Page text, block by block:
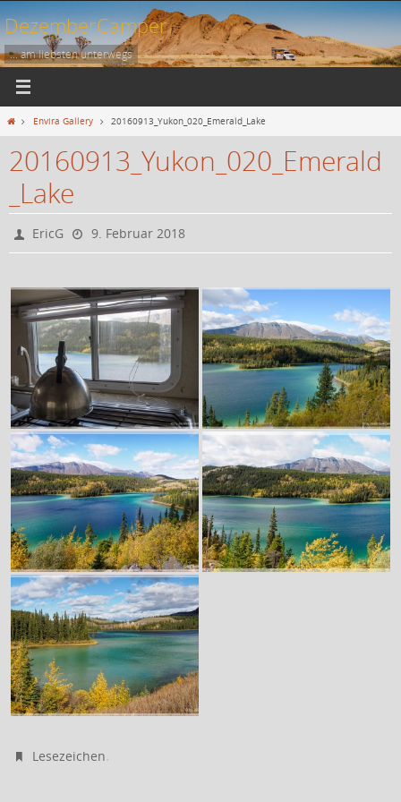
Zum
Inhalt
springen
DezemberCamper
... am liebsten unterwegs
StartEnvira Gallery 20160913_Yukon_020_Emerald_Lake
20160913_Yukon_020_Emerald
_Lake
EricG 9. Februar 2018
Lesezeichen.